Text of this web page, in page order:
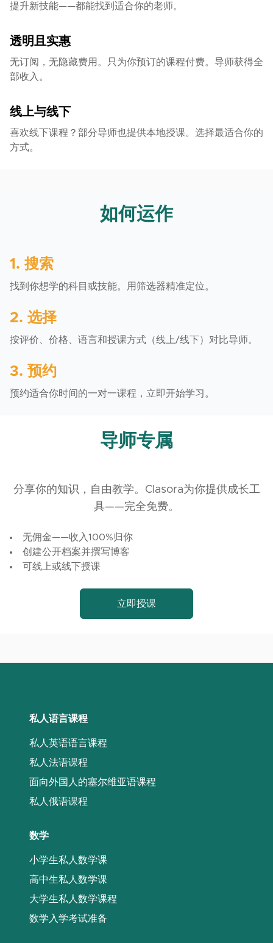
提升新技能——都能找到适合你的老师。
透明且实惠
无订阅，无隐藏费用。只为你预订的课程付费。导师获得全
部收入。
线上与线下
喜欢线下课程？部分导师也提供本地授课。选择最适合你的
方式。
如何运作
1. 搜索
找到你想学的科目或技能。用筛选器精准定位。
2. 选择
按评价、价格、语言和授课方式（线上/线下）对比导师。
3. 预约
预约适合你时间的一对一课程，立即开始学习。
导师专属
分享你的知识，自由教学。Clasora为你提供成长工
具——完全免费。
无佣金——收入100%归你
创建公开档案并撰写博客
可线上或线下授课
立即授课
私人语言课程
私人英语语言课程
私人法语课程
面向外国人的塞尔维亚语课程
私人俄语课程
数学
小学生私人数学课
高中生私人数学课
大学生私人数学课程
数学入学考试准备